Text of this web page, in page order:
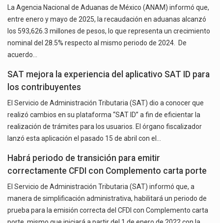
La Agencia Nacional de Aduanas de México (ANAM) informó que,
entre enero y mayo de 2025, la recaudación en aduanas alcanzó
los 593,626.3 millones de pesos, lo que representa un crecimiento
nominal del 28.5% respecto al mismo periodo de 2024. De
acuerdo…
SAT mejora la experiencia del aplicativo SAT ID para
los contribuyentes
El Servicio de Administración Tributaria (SAT) dio a conocer que
realizó cambios en su plataforma “SAT ID” a fin de eficientar la
realización de trámites para los usuarios. El órgano fiscalizador
lanzó esta aplicación el pasado 15 de abril con el…
Habrá periodo de transición para emitir
correctamente CFDI con Complemento carta porte
El Servicio de Administración Tributaria (SAT) informó que, a
manera de simplificación administrativa, habilitará un periodo de
prueba para la emisión correcta del CFDI con Complemento carta